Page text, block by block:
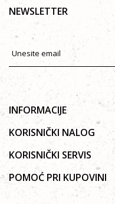
NEWSLETTER
INFORMACIJE
O nama
Galerija
Saradnja
KORISNIČKI NALOG
Uputstvo za registraciju
Zaboravljena lozinka
Poručivanje
KORISNIČKI SERVIS
Politika privatnosti
Autorska prava
POMOĆ PRI KUPOVINI
Kako kupiti online?